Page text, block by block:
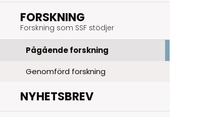
FORSKNING
Forskning som SSF stödjer
Pågående forskning
Genomförd forskning
NYHETSBREV